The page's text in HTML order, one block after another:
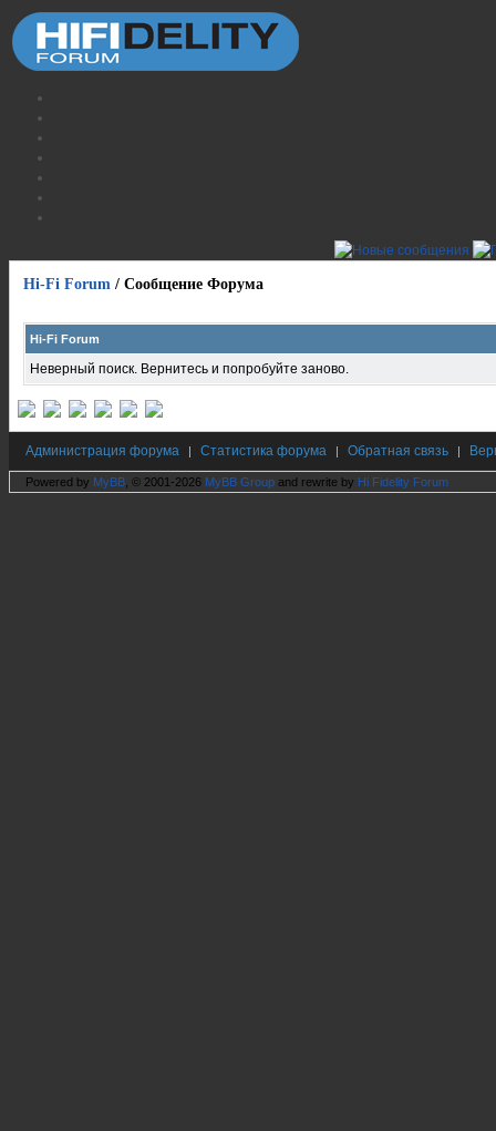
Hi-Fi Forum / Сообщение Форума
Hi-Fi Forum
Неверный поиск. Вернитесь и попробуйте заново.
Администрация форума | Статистика форума | Обратная связь |
Powered by MyBB , © 2001-2026 MyBB Group and rewrite by Hi Fidelity Forum